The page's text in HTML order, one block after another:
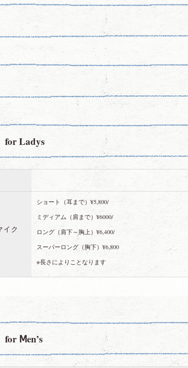
Ladys
イク
ショート（耳まで）¥5,800/
ミディアム（肩まで）¥6000/
ロング（肩下～胸上）¥6,400/
スーパーロング（胸下）¥6,800
※長さによりことなります
Ⅿen’s